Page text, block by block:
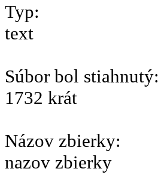
Typ:
text
Súbor bol stiahnutý:
1732 krát
Názov zbierky:
nazov zbierky